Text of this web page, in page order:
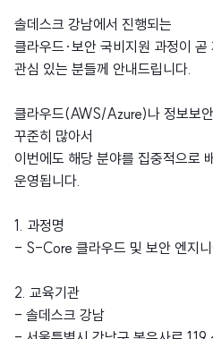
솔데스크 강남에서 진행되는
클라우드·보안 국비지원 과정이 곧
관심 있는 분들께 안내드립니다.
클라우드(AWS/Azure)나 정보보
꾸준히 많아서
이번에도 해당 분야를 집중적으로
운영됩니다.
1. 과정명
- S-Core 클라우드 및 보안 엔지니
2. 교육기관
- 솔데스크 강남